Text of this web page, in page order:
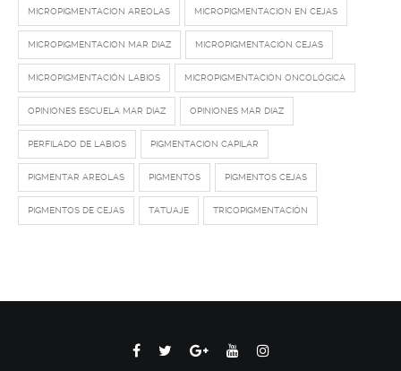
MICROPIGMENTACION AREOLAS MICROPIGMENTACION EN CEJAS
MICROPIGMENTACION MAR DIAZ MICROPIGMENTACIÓN CEJAS
MICROPIGMENTACIÓN LABIOS MICROPIGMENTACIÓN ONCOLÓGICA
OPINIONES ESCUELA MAR DIAZ OPINIONES MAR DIAZ
PERFILADO DE LABIOS PIGMENTACION CAPILAR
PIGMENTAR AREOLAS PIGMENTOS PIGMENTOS CEJAS
PIGMENTOS DE CEJAS TATUAJE TRICOPIGMENTACIÓN